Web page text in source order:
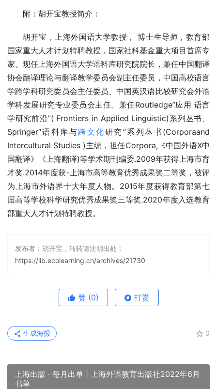
附：胡开宝教授简介：
胡开宝，上海外国语大学教授， 博士生导师，教育部
国家重大人才计划特聘教授，国家社科基金重大项目首席专
家。现任上海外国语大学语料库研究院院长，兼任中国翻译
协会翻译理论与翻译教学委员会副主任委员，中国高校语言
学跨学科研究委员会主任委员、中国英汉语比较研究会外语
学科发展研究专业委员会主任。兼任Routledge”应用 语言
学研究前沿”( Frontiers in Applied Linguistic)系列丛书、
Springer“语料库与跨文化研究”系列丛书(Corporaand
Intercultural Studies )主编，担任Corpora,《中国外语X中
国翻译》《上海翻译)等学术期刊编委.2009年获得上海市育
才奖.2014年度获-上海市高等教育优秀成果奖二等奖，被评
为上海市外语界十大年度人物。2015年度获得教育部第七
届高等学校科学研究优秀成果奖三等奖.2020年度入选教育
部重大人才计划特聘教授。
发布者：胡开宝，转转请注明出处：
https://lib.ecolearning.cn/archives/21730
赞 (0) 打赏
0
生成海报
上海出版 · 每月出单 | 上海外语教育出版社2022年6月
书单